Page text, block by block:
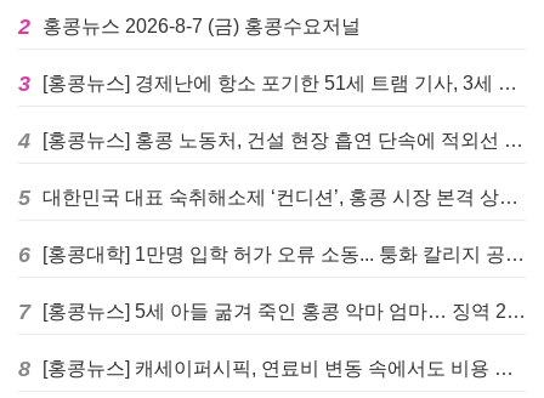
2 홍콩뉴스 2026-8-7 (금) 홍콩수요저널
3 [홍콩뉴스] 경제난에 항소 포기한 51세 트램 기사, 3세 여아 치사 혐의로 '4주 감옥행'
4 [홍콩뉴스] 홍콩 노동처, 건설 현장 흡연 단속에 적외선 드론 투입 검토
5 대한민국 대표 숙취해소제 ‘컨디션’, 홍콩 시장 본격 상륙… 왓슨스 입점 기념 할인 행사 진행
6 [홍콩대학] 1만명 입학 허가 오류 소동... 퉁화 칼리지 공식 사과
7 [홍콩뉴스] 5세 아들 굶겨 죽인 홍콩 악마 엄마… 징역 22년 중형 선고
8 [홍콩뉴스] 캐세이퍼시픽, 연료비 변동 속에서도 비용 절감 위한 감편 계획 없어